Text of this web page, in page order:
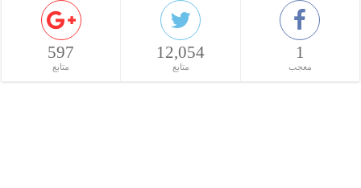
1
معجب
12,054
متابع
597
متابع